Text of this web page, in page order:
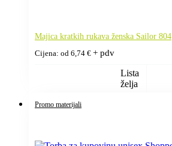
Majica kratkih rukava ženska Sailor 804
Cijena: od 6,74 € + pdv
Lista
želja
Promo materijali